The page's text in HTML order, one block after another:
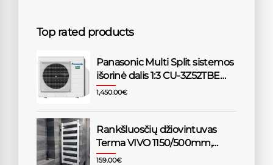
Top rated products
Panasonic Multi Split sistemos
išorinė dalis 1:3 CU-3Z52TBE
5,2/6,8kW
1,450.00€
Rankšluosčių džiovintuvas
Terma VIVO 1150/500mm,
baltas
159.00€